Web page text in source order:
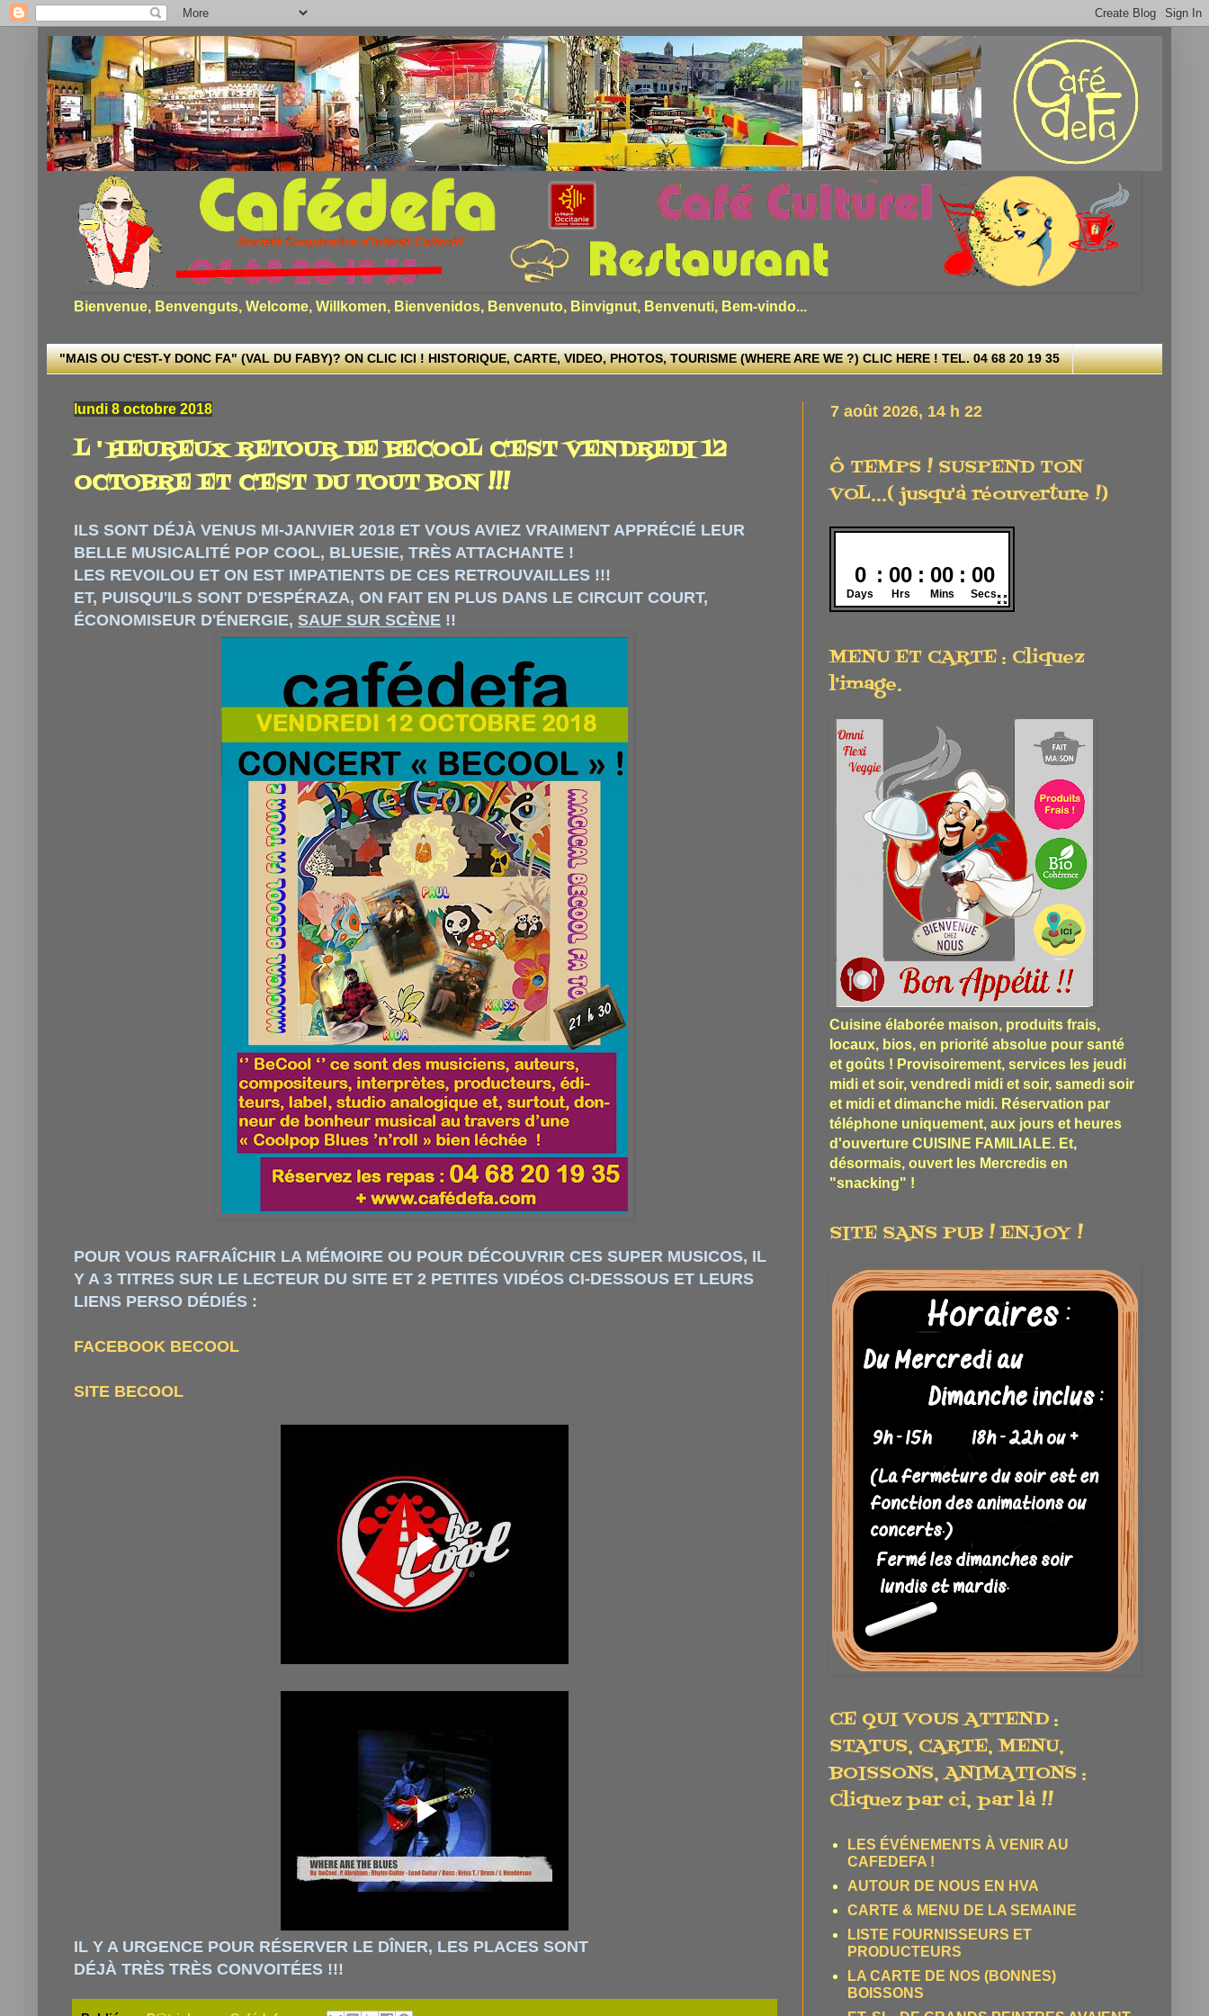
Bienvenue, Benvenguts, Welcome, Willkomen, Bienvenidos, Benvenuto, Binvignut, Benvenuti, Bem-vindo...
"MAIS OU C'EST-Y DONC FA" (VAL DU FABY)? ON CLIC ICI ! HISTORIQUE, CARTE, VIDEO, PHOTOS, TOURISME (WHERE ARE WE ?) CLIC HERE ! TEL. 04 68 20 19 35
lundi 8 octobre 2018
L ' HEUREUX RETOUR DE BECOOL C'EST VENDREDI 12
OCTOBRE ET C'EST DU TOUT BON !!!
ILS SONT DÉJÀ VENUS MI-JANVIER 2018 ET VOUS AVIEZ VRAIMENT APPRÉCIÉ LEUR
BELLE MUSICALITÉ POP COOL, BLUESIE, TRÈS ATTACHANTE !
LES REVOILOU ET ON EST IMPATIENTS DE CES RETROUVAILLES !!!
ET, PUISQU'ILS SONT D'ESPÉRAZA, ON FAIT EN PLUS DANS LE CIRCUIT COURT,
ÉCONOMISEUR D'ÉNERGIE, SAUF SUR SCÈNE !!
POUR VOUS RAFRAÎCHIR LA MÉMOIRE OU POUR DÉCOUVRIR CES SUPER MUSICOS, IL
Y A 3 TITRES SUR LE LECTEUR DU SITE ET 2 PETITES VIDÉOS CI-DESSOUS ET LEURS
LIENS PERSO DÉDIÉS :
FACEBOOK BECOOL
SITE BECOOL
IL Y A URGENCE POUR RÉSERVER LE DÎNER, LES PLACES SONT
DÉJÀ TRÈS TRÈS CONVOITÉES !!!
Ô TEMPS ! SUSPEND TON
VOL...( jusqu'à réouverture !)
MENU ET CARTE : Cliquez
l'image.
Cuisine élaborée maison, produits frais,
locaux, bios, en priorité absolue pour santé
et goûts ! Provisoirement, services les jeudi
midi et soir, vendredi midi et soir, samedi soir
et midi et dimanche midi. Réservation par
téléphone uniquement, aux jours et heures
d'ouverture CUISINE FAMILIALE. Et,
désormais, ouvert les Mercredis en
"snacking" !
SITE SANS PUB ! ENJOY !
CE QUI VOUS ATTEND :
STATUS, CARTE, MENU,
BOISSONS, ANIMATIONS :
Cliquez par ci, par là !!
LES ÉVÉNEMENTS À VENIR AU
CAFEDEFA !
AUTOUR DE NOUS EN HVA
CARTE & MENU DE LA SEMAINE
LISTE FOURNISSEURS ET
PRODUCTEURS
LA CARTE DE NOS (BONNES)
BOISSONS